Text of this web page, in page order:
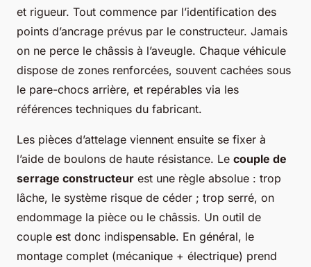
et rigueur. Tout commence par l’identification des
points d’ancrage prévus par le constructeur. Jamais
on ne perce le châssis à l’aveugle. Chaque véhicule
dispose de zones renforcées, souvent cachées sous
le pare-chocs arrière, et repérables via les
références techniques du fabricant.
Les pièces d’attelage viennent ensuite se fixer à
l’aide de boulons de haute résistance. Le couple de
serrage constructeur est une règle absolue : trop
lâche, le système risque de céder ; trop serré, on
endommage la pièce ou le châssis. Un outil de
couple est donc indispensable. En général, le
montage complet (mécanique + électrique) prend